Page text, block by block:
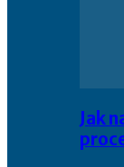
Jak